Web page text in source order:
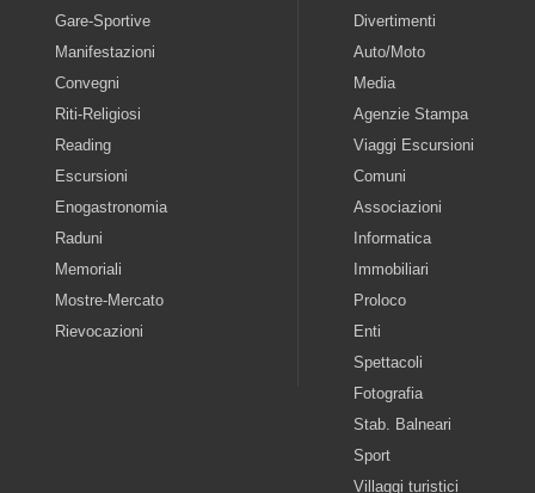
Gare-Sportive
Manifestazioni
Convegni
Riti-Religiosi
Reading
Escursioni
Enogastronomia
Raduni
Memoriali
Mostre-Mercato
Rievocazioni
Divertimenti
Auto/Moto
Media
Agenzie Stampa
Viaggi Escursioni
Comuni
Associazioni
Informatica
Immobiliari
Proloco
Enti
Spettacoli
Fotografia
Stab. Balneari
Sport
Villaggi turistici